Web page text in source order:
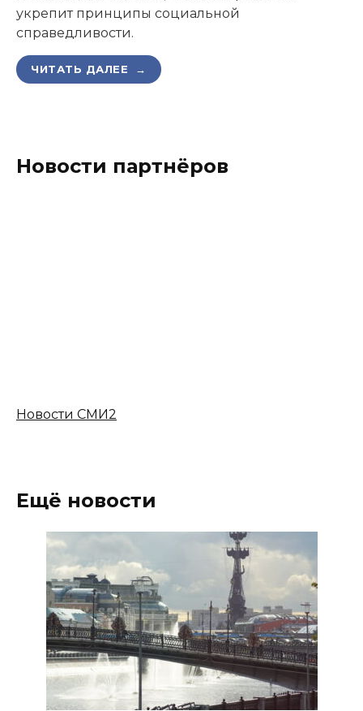
укрепит принципы социальной
справедливости.
ЧИТАТЬ ДАЛЕЕ →
Новости партнёров
Новости СМИ2
Ещё новости